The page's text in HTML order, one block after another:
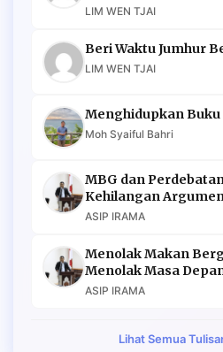
LIM WEN TJAI
Beri Waktu Jumhur
LIM WEN TJAI
Menghidupkan Buku
Moh Syaiful Bahri
MBG dan
Kehilangan
ASIP IRAMA
Menolak Makan
Menolak Masa
ASIP IRAMA
Lihat Semua